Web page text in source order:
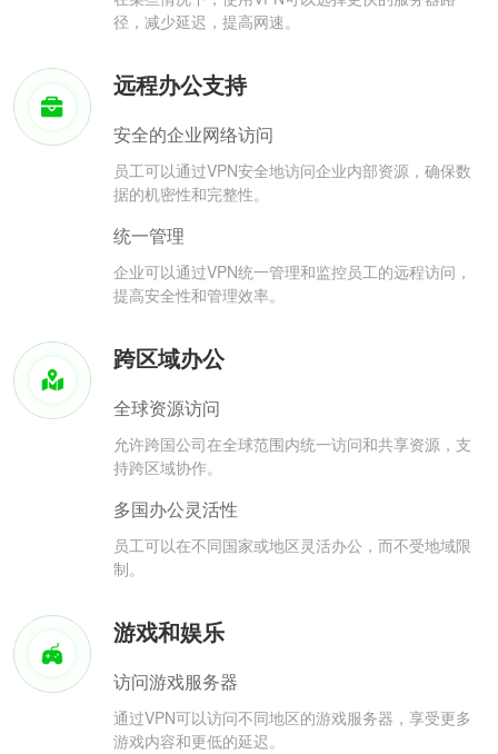
径，减少延迟，提高网速。
远程办公支持
安全的企业网络访问
员工可以通过VPN安全地访问企业内部资源，确保数
据的机密性和完整性。
统一管理
企业可以通过VPN统一管理和监控员工的远程访问，
提高安全性和管理效率。
跨区域办公
全球资源访问
允许跨国公司在全球范围内统一访问和共享资源，支
持跨区域协作。
多国办公灵活性
员工可以在不同国家或地区灵活办公，而不受地域限
制。
游戏和娱乐
访问游戏服务器
通过VPN可以访问不同地区的游戏服务器，享受更多
游戏内容和更低的延迟。